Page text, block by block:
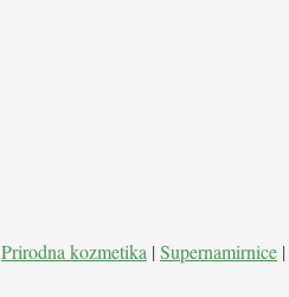
Prirodna kozmetika | Supernamirnice |